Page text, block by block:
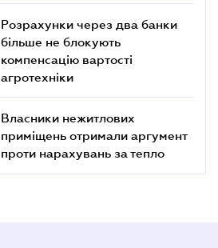
Розрахунки через два банки
більше не блокують
компенсацію вартості
агротехніки
Власники нежитлових
приміщень отримали аргумент
проти нарахувань за тепло